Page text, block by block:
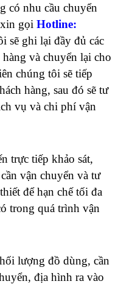
có nhu cầu chuyển
gọi Hotline:
sẽ ghi lại đầy đủ các
và chuyển lại cho
chúng tôi sẽ tiếp
hàng, sau đó sẽ tư
vụ và chi phí vận
trực tiếp khảo sát,
vận chuyển và tư
để hạn chế tối đa
trong quá trình vận
lượng đồ dùng, cần
địa hình ra vào